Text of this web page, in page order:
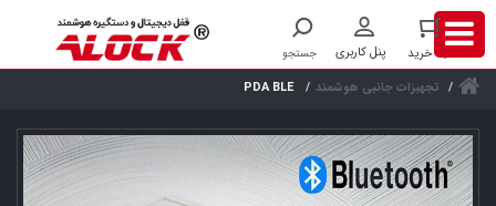
تجهیزات جانبی هوشمند PDA BLE